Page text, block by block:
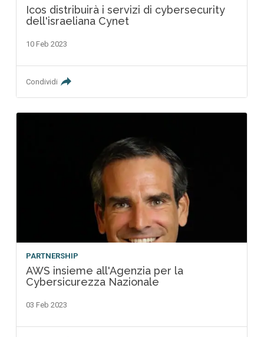
Icos distribuirà i servizi di cybersecurity
dell'israeliana Cynet
10 Feb 2023
Condividi
PARTNERSHIP
AWS insieme all'Agenzia per la
Cybersicurezza Nazionale
03 Feb 2023